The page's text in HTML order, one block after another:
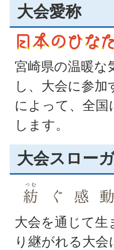
大会愛称
宮崎県の温暖な
し、大会に参
によって、全国
します。
大会スロー
大会を通じて生
り継がれる大